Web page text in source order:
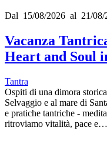
Dal 15/08/2026 al 21/08/
Vacanza
Heart and Soul
Tantra
Ospiti di una dimora
Selvaggio e al mare di
e pratiche tantriche -
ritroviamo vitalità, pace e…